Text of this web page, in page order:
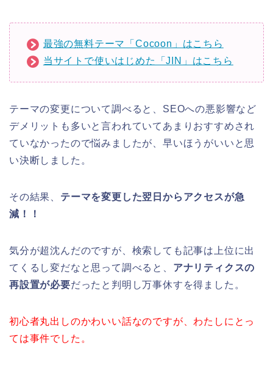
最強の無料テーマ「Cocoon」はこちら
当サイトで使いはじめた「JIN」はこちら
テーマの変更について調べると、SEOへの悪影響など
デメリットも多いと言われていてあまりおすすめされ
ていなかったので悩みましたが、早いほうがいいと思
い決断しました。
その結果、 テーマを変更した翌日からアクセスが急
減！！
気分が超沈んだのですが、検索しても記事は上位に出
てくるし変だなと思って調べると、 アナリティクスの
再設置が必要だったと判明し万事休すを得ました。
初心者丸出しのかわいい話なのですが、わたしにとっ
ては事件でした。